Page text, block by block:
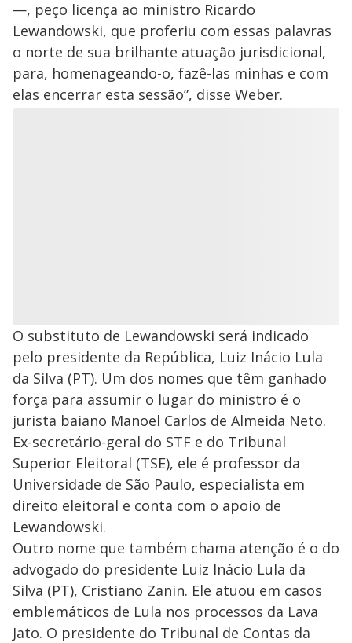
—, peço licença ao ministro Ricardo
Lewandowski, que proferiu com essas palavras
o norte de sua brilhante atuação jurisdicional,
para, homenageando-o, fazê-las minhas e com
elas encerrar esta sessão”, disse Weber.
O substituto de Lewandowski será indicado
pelo presidente da República, Luiz Inácio Lula
da Silva (PT). Um dos nomes que têm ganhado
força para assumir o lugar do ministro é o
jurista baiano Manoel Carlos de Almeida Neto.
Ex-secretário-geral do STF e do Tribunal
Superior Eleitoral (TSE), ele é professor da
Universidade de São Paulo, especialista em
direito eleitoral e conta com o apoio de
Lewandowski.
Outro nome que também chama atenção é o do
advogado do presidente Luiz Inácio Lula da
Silva (PT), Cristiano Zanin. Ele atuou em casos
emblemáticos de Lula nos processos da Lava
Jato. O presidente do Tribunal de Contas da